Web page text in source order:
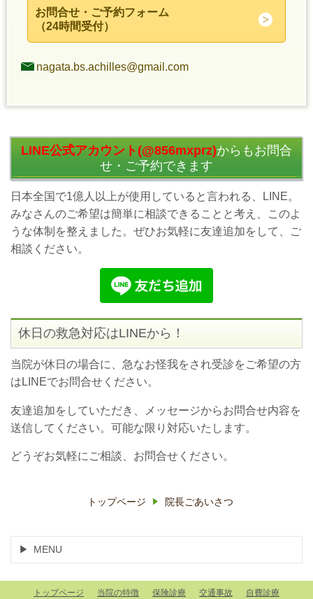
お問合せ・ご予約フォーム
（24時間受付）
nagata.bs.achilles@gmail.com
LINE公式アカウント(@856mxprz)からもお問合
せ・ご予約できます
日本全国で1億人以上が使用していると言われる、LINE。
みなさんのご希望は簡単に相談できることと考え、このよ
うな体制を整えました。ぜひお気軽に友達追加をして、ご
相談ください。
休日の救急対応はLINEから！
当院が休日の場合に、急なお怪我をされ受診をご希望の方
はLINEでお問合せください。
友達追加をしていただき、メッセージからお問合せ内容を
送信してください。可能な限り対応いたします。
どうぞお気軽にご相談、お問合せください。
トップページ 院長ごあいさつ
MENU
トップページ 当院の特徴 保険診療 交通事故
自費診療